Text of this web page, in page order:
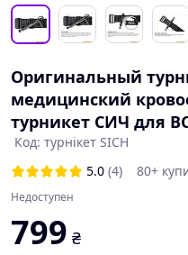
Оригинальный
медицинский
турникет СИЧ для
Код: турнікет SICH
5.0 (4) 80+
Недоступен
799 ₴